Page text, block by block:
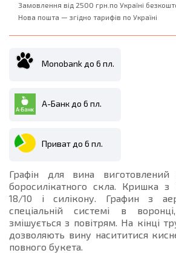
Замовлення від 2500 грн.по Україні
Нова пошта — згідно тарифів по Україні
Monobank до 6 пл.
А-Банк до 6 пл.
Приват до 6 пл.
Графін для вина виготовлений
боросилікатного скла. Кришка з
18/10 і силікону. Графин з
спеціальній системі в
змішується з повітрям. На кінці
дозволяють вину насититися
повного букета.